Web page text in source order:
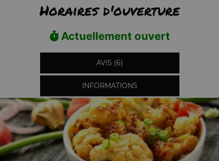
Horaires d'ouverture
Actuellement ouvert
AVIS (6)
INFORMATIONS